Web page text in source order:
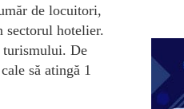
de locuitori,
sectorul hotelier.
turismului. De
să atingă 1